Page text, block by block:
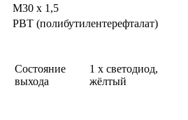
M30 x 1,5
PBT (полибутилентерефталат)
Состояние
выхода
1 x светодиод,
жёлтый